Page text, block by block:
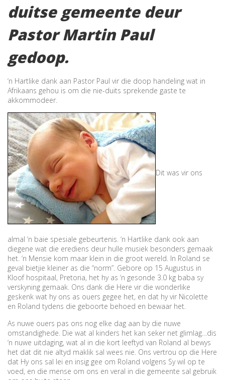
duitse gemeente deur
Pastor Martin Paul
gedoop.
‘n Hartlike dank aan Pastor Paul vir die doop handeling wat in
Afrikaans gehou is om die nie-duits sprekende gaste te
akkommodeer.
Dit was vir ons
almal ‘n baie spesiale gebeurtenis. ‘n Hartlike dank ook aan
diegene wat die erediens deur hulle musiek besonders gemaak
het. ‘n Mensie kom maar klein in die groot wereld. In Roland se
geval bietjie kleiner as die “norm”. Gebore op 15 Augustus in
Kloof hospitaal, Pretoria, het hy as ‘n gesonde 3.0 kg baba sy
verskyning gemaak. Ons dank die Here vir die wonderlike
geskenk wat hy ons as ouers gegee het, en dat hy vir Nicolette
en Roland tydens die geboorte behoed en bewaar het.
As nuwe ouers pas ons nog elke dag aan by die nuwe
omstandighede. Die wat al kinders het kan seker net glimlag…dis
‘n nuwe uitdaging, wat al in die kort leeftyd van Roland al bewys
het dat dit nie altyd maklik sal wees nie. Ons vertrou op die Here
dat Hy ons sal lei en insig gee om Roland volgens Sy wil op te
voed, en die mense om ons en veral in die gemeente sal gebruik